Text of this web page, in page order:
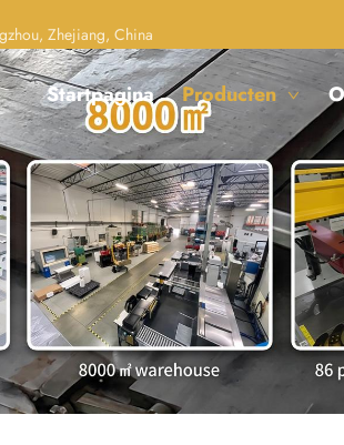
Zhejiang, China
Startpagina Producten